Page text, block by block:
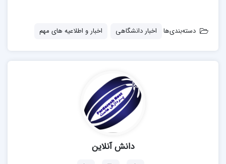
دسته‌بندی‌ها اخبار دانشگاهی اخبار و اطلاعیه های مهم
دانش آنلاین